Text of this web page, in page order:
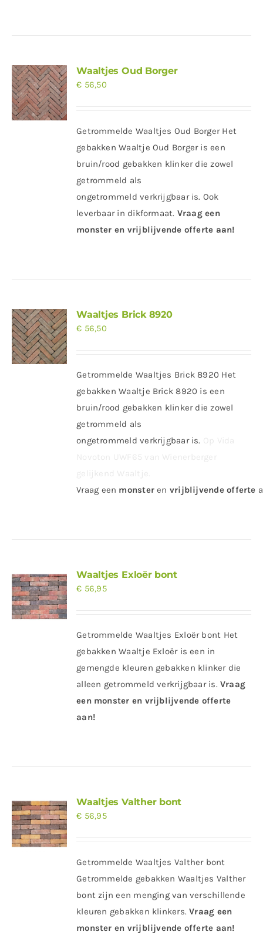
Waaltjes Oud Borger
€ 56,50
Getrommelde Waaltjes Oud Borger Het
gebakken Waaltje Oud Borger is een
bruin/rood gebakken klinker die zowel
getrommeld als
ongetrommeld verkrijgbaar is. Ook
leverbaar in dikformaat. Vraag een
monster en vrijblijvende offerte aan!
Waaltjes Brick 8920
€ 56,50
Getrommelde Waaltjes Brick 8920 Het
gebakken Waaltje Brick 8920 is een
bruin/rood gebakken klinker die zowel
getrommeld als
ongetrommeld verkrijgbaar is.
Vraag een monster en vrijblijvende offerte
Waaltjes Exloër bont
€ 56,95
Getrommelde Waaltjes Exloër bont Het
gebakken Waaltje Exloër is een in
gemengde kleuren gebakken klinker die
alleen getrommeld verkrijgbaar is.Vraag
een monster en vrijblijvende offerte
aan!
Waaltjes Valther bont
€ 56,95
Getrommelde Waaltjes Valther bont
Getrommelde gebakken Waaltjes Valther
bont zijn een menging van verschillende
kleuren gebakken klinkers.Vraag een
monster en vrijblijvende offerte aan!